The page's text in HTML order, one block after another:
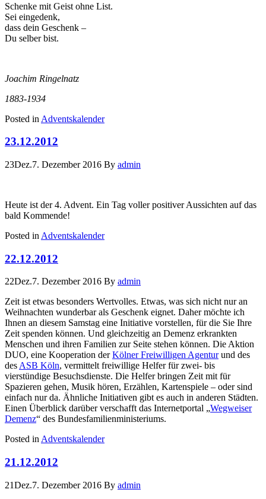
Schenke mit Geist ohne List.
Sei eingedenk,
dass dein Geschenk –
Du selber bist.
Joachim Ringelnatz
1883-1934
Posted in Adventskalender
23.12.2012
23Dez.7. Dezember 2016 By admin
Heute ist der 4. Advent. Ein Tag voller positiver Aussichten auf das
bald Kommende!
Posted in Adventskalender
22.12.2012
22Dez.7. Dezember 2016 By admin
Zeit ist etwas besonders Wertvolles. Etwas, was sich nicht nur an
Weihnachten wunderbar als Geschenk eignet. Daher möchte ich
Ihnen an diesem Samstag eine Initiative vorstellen, für die Sie Ihre
Zeit spenden können. Und gleichzeitig an Demenz erkrankten
Menschen und ihren Familien zur Seite stehen können. Die Aktion
DUO, eine Kooperation derKölner Freiwilligen Agenturund des
des ASB Köln, vermittelt freiwillige Helfer für zwei- bis
vierstündige Besuchsdienste. Die Helfer bringen Zeit mit für
Spazieren gehen, Musik hören, Erzählen, Kartenspiele – oder sind
einfach nur da. Ähnliche Initiativen gibt es auch in anderen Städten.
Einen Überblick darüber verschafft das Internetportal „Wegweiser
Demenz“ des Bundesfamilienministeriums.
Posted in Adventskalender
21.12.2012
21Dez.7. Dezember 2016 By admin